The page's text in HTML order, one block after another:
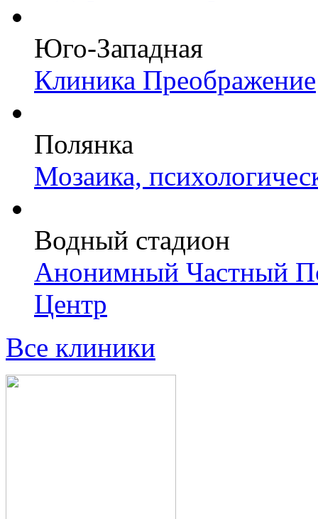
Юго-Западная
Клиника Преображение
Полянка
Мозаика,
Водный стадион
Анонимный Частный
Центр
Все клиники